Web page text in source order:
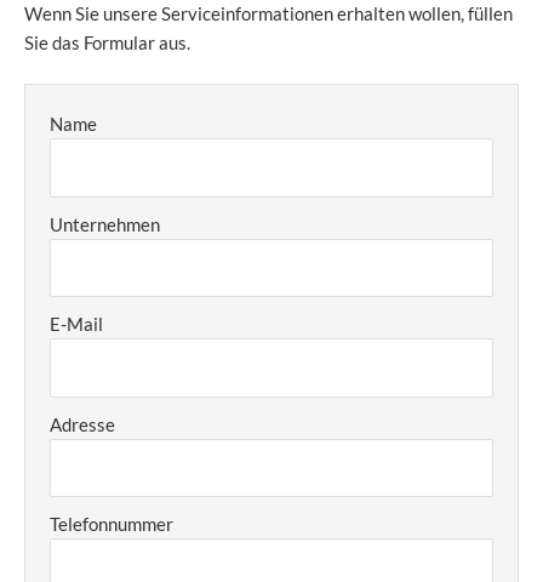
Wenn Sie unsere Serviceinformationen erhalten wollen, füllen
Sie das Formular aus.
Name
Unternehmen
E-Mail
Adresse
Telefonnummer